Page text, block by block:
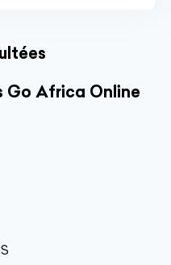
Go Africa Online